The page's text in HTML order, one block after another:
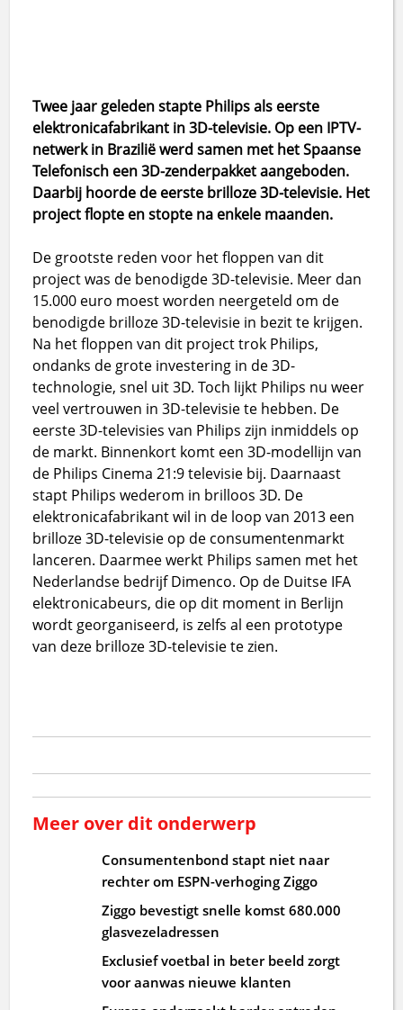
Twee jaar geleden stapte Philips als eerste
elektronicafabrikant in 3D-televisie. Op een IPTV-
netwerk in Brazilië werd samen met het Spaanse
Telefonisch een 3D-zenderpakket aangeboden.
Daarbij hoorde de eerste brilloze 3D-televisie. Het
project flopte en stopte na enkele maanden.
De grootste reden voor het floppen van dit
project was de benodigde 3D-televisie. Meer dan
15.000 euro moest worden neergeteld om de
benodigde brilloze 3D-televisie in bezit te krijgen.
Na het floppen van dit project trok Philips,
ondanks de grote investering in de 3D-
technologie, snel uit 3D. Toch lijkt Philips nu weer
veel vertrouwen in 3D-televisie te hebben. De
eerste 3D-televisies van Philips zijn inmiddels op
de markt. Binnenkort komt een 3D-modellijn van
de Philips Cinema 21:9 televisie bij. Daarnaast
stapt Philips wederom in brilloos 3D. De
elektronicafabrikant wil in de loop van 2013 een
brilloze 3D-televisie op de consumentenmarkt
lanceren. Daarmee werkt Philips samen met het
Nederlandse bedrijf Dimenco. Op de Duitse IFA
elektronicabeurs, die op dit moment in Berlijn
wordt georganiseerd, is zelfs al een prototype
van deze brilloze 3D-televisie te zien.
Meer over dit onderwerp
Consumentenbond stapt niet naar
rechter om ESPN-verhoging Ziggo
Ziggo bevestigt snelle komst 680.000
glasvezeladressen
Exclusief voetbal in beter beeld zorgt
voor aanwas nieuwe klanten